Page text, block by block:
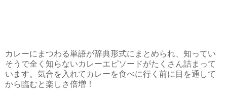
カレーにまつわる単語が辞典形式にまとめられ、知ってい
そうで全く知らないカレーエピソードがたくさん詰まって
います。気合を入れてカレーを食べに行く前に目を通して
から臨むと楽しさ倍増！